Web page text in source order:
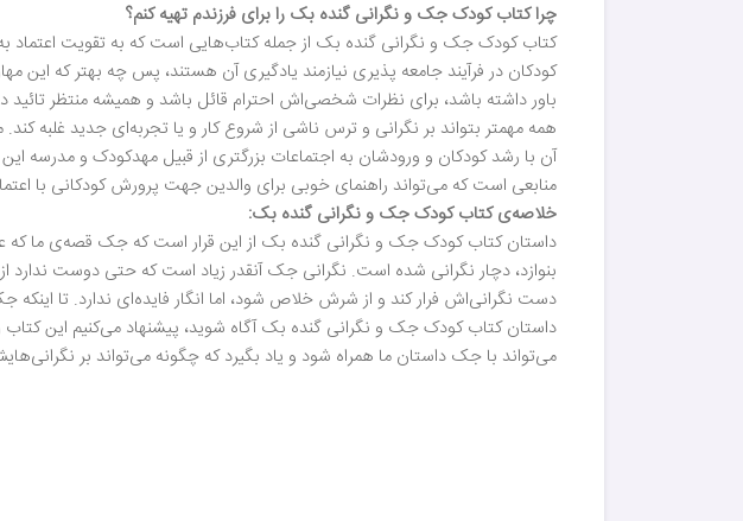
چرا کتاب کودک جک و نگرانی گنده بک را برای فرزندم تهیه کنم؟
کتاب کودک جک و نگرانی گنده بک از جمله کتاب‌هایی است که به تقویت اعتماد
کودکان در فرآیند جامعه پذیری نیازمند یادگیری آن هستند، پس چه بهتر که
باور داشته باشد، برای نظرات شخصی‌اش احترام قائل باشد و همیشه منتظر
همه مهمتر بتواند بر نگرانی و ترس ناشی از شروع کار و یا تجربه‌ای جدید غلبه
آن با رشد کودکان و ورودشان به اجتماعات بزرگتری از قبیل مهدکودک و مدرسه
منابعی است که می‌تواند راهنمای خوبی برای والدین جهت پرورش کودکانی با
خلاصه‌ی کتاب کودک جک و نگرانی گنده بک:
داستان کتاب کودک جک و نگرانی گنده بک از این قرار است که جک قصه‌ی ما که
بنوازد، دچار نگرانی شده است. نگرانی جک آنقدر زیاد است که حتی دوست
دست نگرانی‌اش فرار کند و از شرش خلاص شود، اما انگار فایده‌ای ندارد. تا
داستان کتاب کودک جک و نگرانی گنده بک آگاه شوید، پیشنهاد می‌کنیم این کتاب
می‌تواند با جک داستان ما همراه شود و یاد بگیرد که چگونه می‌تواند بر